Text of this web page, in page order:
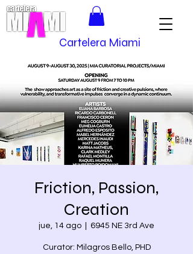
Cartelera Miami
Friction, Passion,
Creation
jue, 14 ago 6945 NE 3rd Ave
Curator: Milagros Bello, PHD